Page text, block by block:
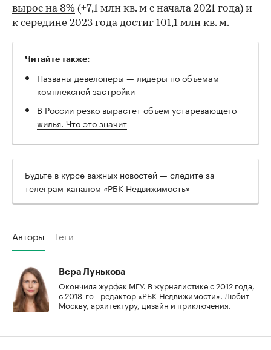
вырос на 8% (+7,1 млн кв. м с начала 2021 года) и
к середине 2023 года достиг 101,1 млн кв. м.
Читайте также:
Названы девелоперы — лидеры по объемам
комплексной застройки
В России резко вырастет объем устаревающего
жилья. Что это значит
Будьте в курсе важных новостей — следите за
телеграм-каналом «РБК-Недвижимость»
Авторы Теги
Вера Лунькова
Окончила журфак МГУ. В журналистике с 2012 года,
с 2018-го - редактор «РБК-Недвижимости». Любит
Москву, архитектуру, дизайн и приключения.